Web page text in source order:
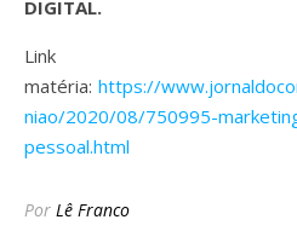
DIGITAL.
matéria: https://
niao/2020/08/750995-
pessoal.html
Por Lê Franco